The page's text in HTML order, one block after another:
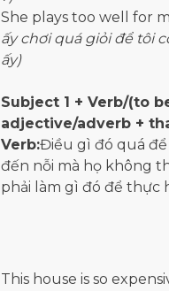
She plays too well for
ấy chơi quá giỏi để tôi
ấy)
Subject 1 + Verb/(to
adjective/adverb +
Verb:Điều gì đó quá
đến nỗi mà họ không
phải làm gì đó để thực
This house is so